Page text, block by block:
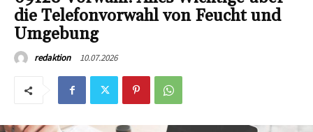
die Telefonvorwahl von Feucht und
Umgebung
redaktion 10.07.2026